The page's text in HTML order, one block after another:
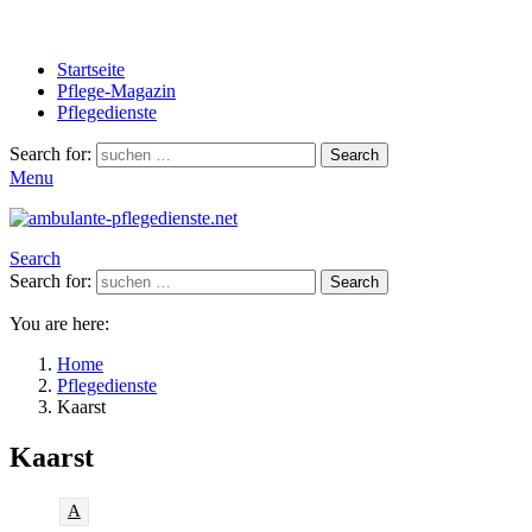
Startseite
Pflege-Magazin
Pflegedienste
Search for: Search
Menu
Search
Search for:
Search
You are here:
Home
Pflegedienste
Kaarst
Kaarst
A